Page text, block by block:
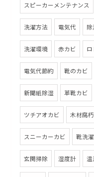
スピーカーメンテナンス
洗濯方法 電気代 除
洗濯環境 赤カビ
電気代節約 靴のカビ
新聞紙除湿 革靴カビ
ツチアオカビ 木材腐朽
スニーカーカビ 靴洗濯
玄関掃除 湿度計 温